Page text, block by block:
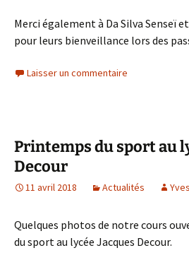
Merci également à Da Silva Senseï
pour leurs bienveillance lors des
Laisser un commentaire
Printemps du sport au
Decour
11 avril 2018 Actualités
Quelques photos de notre cours
du sport au lycée Jacques Decour.